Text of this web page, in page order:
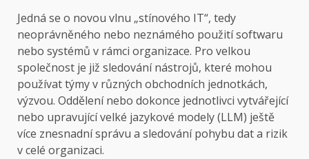
Jedná se o novou vlnu „stínového IT“, tedy
neoprávněného nebo neznámého použití softwaru
nebo systémů v rámci organizace. Pro velkou
společnost je již sledování nástrojů, které mohou
používat týmy v různých obchodních jednotkách,
výzvou. Oddělení nebo dokonce jednotlivci vytvářející
nebo upravující velké jazykové modely (LLM) ještě
více znesnadní správu a sledování pohybu dat a rizik
v celé organizaci.